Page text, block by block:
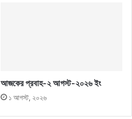
আজকের প্রবাহ-২ আগস্ট-২০২৬ ইং
১ আগস্ট, ২০২৬